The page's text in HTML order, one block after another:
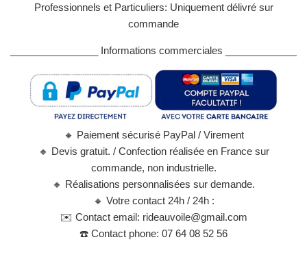
Professionnels et Particuliers: Uniquement délivré sur
commande
________________ Informations commerciales _____________
🔸 Paiement sécurisé PayPal / Virement
🔸 Devis gratuit. / Confection réalisée en France sur
commande, non industrielle.
🔸 Réalisations personnalisées sur demande.
🔸 Votre contact 24h / 24h :
✉️ Contact email: rideauvoile@gmail.com
☎️ Contact phone: 07 64 08 52 56